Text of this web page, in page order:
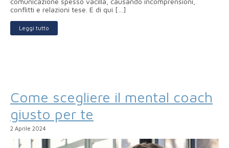
conflitti e relazioni tese. E di qui […]
Leggi tutto
Come scegliere il mental coach
giusto per te
2 Aprile 2024